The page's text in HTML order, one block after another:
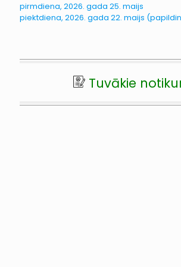
pirmdiena, 2026. gada 25. maijs
piektdiena, 2026. gada 22. maijs
Tuvākie